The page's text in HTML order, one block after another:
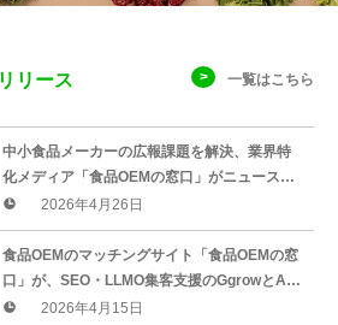
リース 一覧はこちら
中小食品メーカーの広報課題を解決、業界特
化メディア「食品OEMの窓口」がニュースリ
リース無料掲載サービスを開始。
2026年4月26日
食品OEMのマッチングサイト「食品OEMの窓
口」が、SEO・LLMO集客支援のGgrowとAI
検索時代に対応した共同取り組みを開始
2026年4月15日